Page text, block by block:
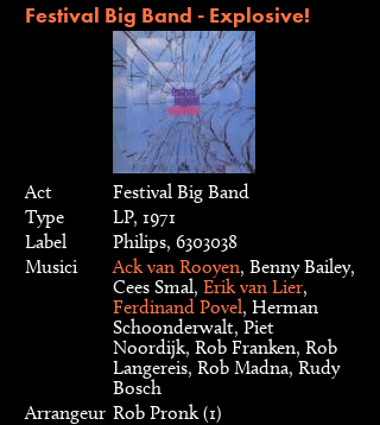
Festival Big Band - Explosive!
Act
Festival Big Band
Type
LP, 1971
Label
Philips, 6303038
Musici
Ack van Rooyen, Benny Bailey,
Cees Smal, Erik van Lier,
Ferdinand Povel, Herman
Schoonderwalt, Piet
Noordijk, Rob Franken, Rob
Langereis, Rob Madna, Rudy
Bosch
Arrangeur Rob Pronk (1)